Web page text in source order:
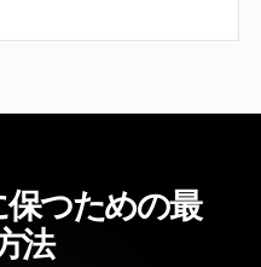
保つための最
法